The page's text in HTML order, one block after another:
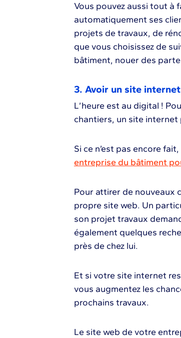
Vous pouvez aussi tout à
automatiquement ses
projets de travaux, de
que vous choisissez de
bâtiment, nouer des
3. Avoir un site
L’heure est au digital !
chantiers, un site
Si ce n’est pas encore
entreprise du bâtiment
Pour attirer de nouveaux
propre site web. Un
son projet travaux
également quelques
près de chez lui.
Et si votre site internet
vous augmentez les
prochains travaux.
Le site web de votre